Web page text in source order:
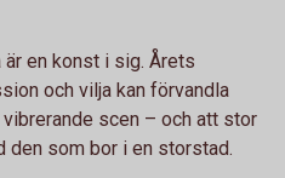
en konst i sig. Årets
och vilja kan förvandla
scen – och att stor
den som bor i en storstad.